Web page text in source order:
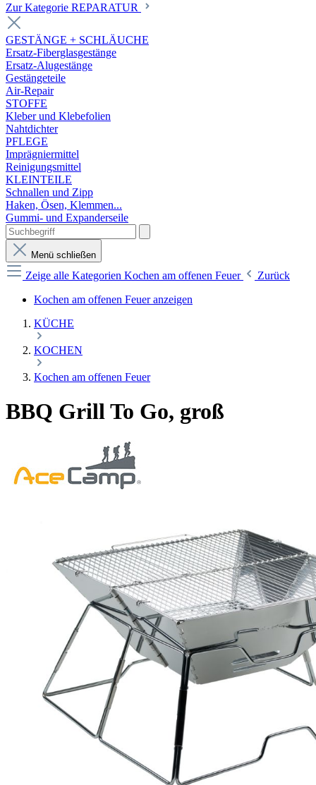
Zur Kategorie REPARATUR
GESTÄNGE + SCHLÄUCHE
Ersatz-Fiberglasgestänge
Ersatz-Alugestänge
Gestängeteile
Air-Repair
STOFFE
Kleber und Klebefolien
Nahtdichter
PFLEGE
Imprägniermittel
Reinigungsmittel
KLEINTEILE
Schnallen und Zipp
Haken, Ösen, Klemmen...
Gummi- und Expanderseile
Menü schließen
Zeige alle Kategorien Kochen am offenen Feuer
Zurück
Kochen am offenen Feuer anzeigen
KÜCHE
KOCHEN
Kochen am offenen Feuer
BBQ Grill To Go, groß